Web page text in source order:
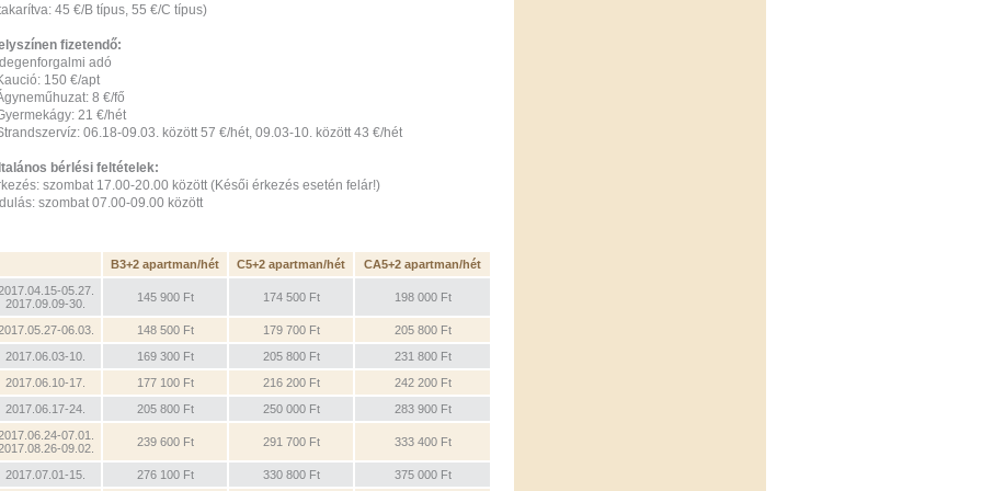
45 €/B típus, 55 €/C típus)
fizetendő:
adó
150 €/apt
8 €/fő
21 €/hét
06.18-09.03. között 57 €/hét, 09.03-10. között 43 €/hét
bérlési feltételek:
szombat 17.00-20.00 között (Késői érkezés esetén felár!)
szombat 07.00-09.00 között
B3+2 apartman/hét C5+2 apartman/hét
CA5+2 apartman/hét
05.27.
2017.09.09-30.
145 900 Ft 174 500 Ft 198 000 Ft
06.03. 148 500 Ft 179 700 Ft
205 800 Ft
2017.06.03-10.
169 300 Ft 205 800 Ft
231 800 Ft
2017.06.10-17.
177 100 Ft 216 200 Ft
242 200 Ft
2017.06.17-24.
205 800 Ft 250 000 Ft
283 900 Ft
07.01.
09.02.
239 600 Ft 291 700 Ft 333 400 Ft
2017.07.01-15. 276 100 Ft 330 800 Ft 375 000 Ft